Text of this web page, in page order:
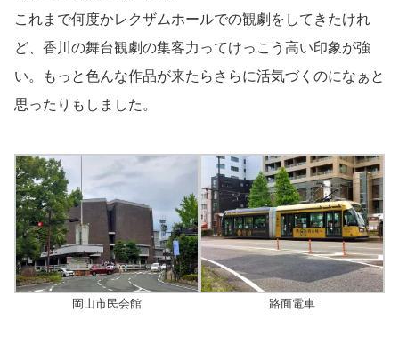
これまで何度かレクザムホールでの観劇をしてきたけれ
ど、香川の舞台観劇の集客力ってけっこう高い印象が強
い。もっと色んな作品が来たらさらに活気づくのになぁと
思ったりもしました。
岡山市民会館 路面電車